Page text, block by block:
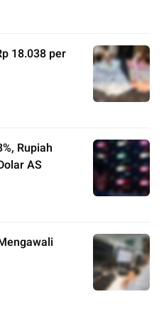
18.038 per
Rupiah
AS